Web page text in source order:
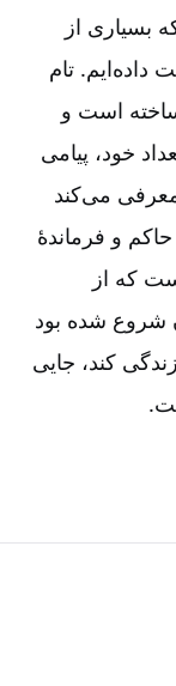
بسیاری از
داده‌ایم. تام
است و
خود، پیامی
معرفی می‌کند
و فرماندۀ
که از
شروع شده بود
کند، جایی